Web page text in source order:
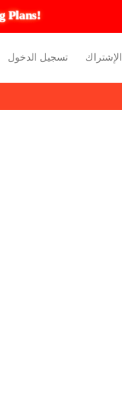
Plans!
تسجيل الدخول الإشتراك